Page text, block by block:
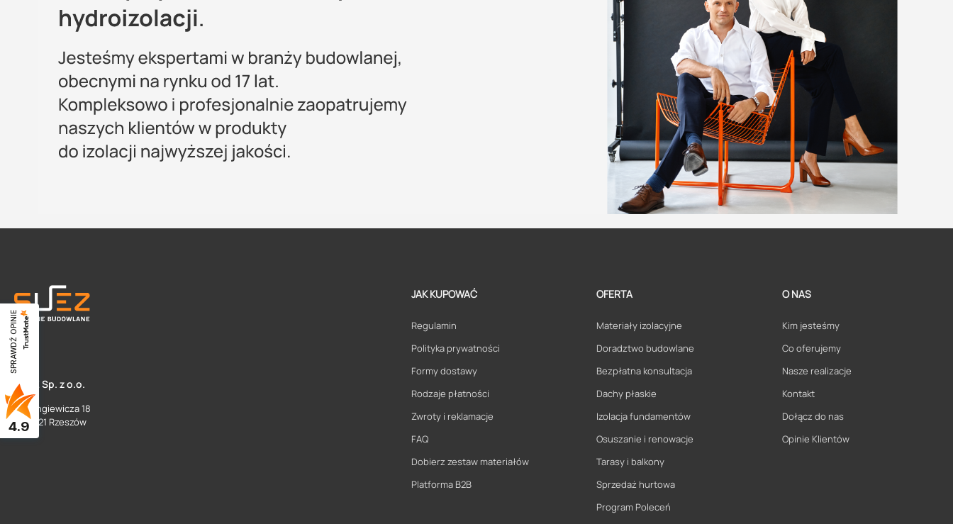
SUEZ Sp. z o.o.
ul. Langiewicza 18
35 - 021 Rzeszów
JAK KUPOWAĆ
Regulamin
Polityka prywatności
Formy dostawy
Rodzaje płatności
Zwroty i reklamacje
FAQ
Dobierz zestaw materiałów
Platforma B2B
OFERTA
Materiały izolacyjne
Doradztwo budowlane
Bezpłatna konsultacja
Dachy płaskie
Izolacja fundamentów
Osuszanie i renowacje
Tarasy i balkony
Sprzedaż hurtowa
Program Poleceń
O NAS
Kim jesteśmy
Co oferujemy
Nasze realizacje
Kontakt
Dołącz do nas
Opinie Klientów
SPRAWDŹ OPINIE
4.9